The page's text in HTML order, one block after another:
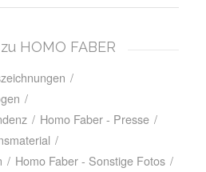
HOMO FABER
/
/
/ Homo Faber - Presse /
/
/ Homo Faber - Sonstige Fotos /